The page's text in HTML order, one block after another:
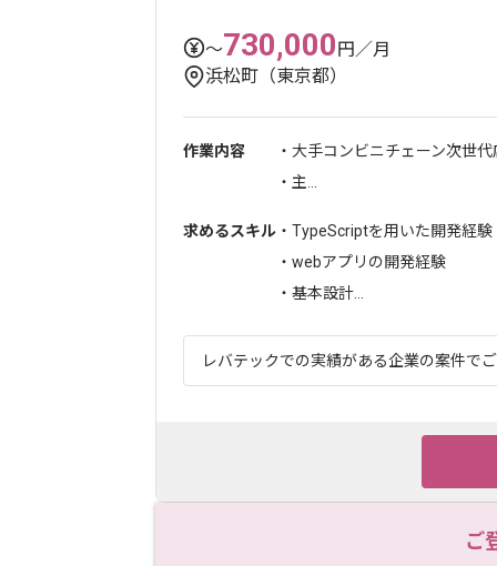
〜730,000円／月
浜松町（東京都）
作業内容
・大手コンビニチェーン次世
・主...
求めるスキル ・TypeScriptを用いた開発経験
・webアプリの開発経験
・基本設計...
レバテックでの実績がある企業の案件で
ご